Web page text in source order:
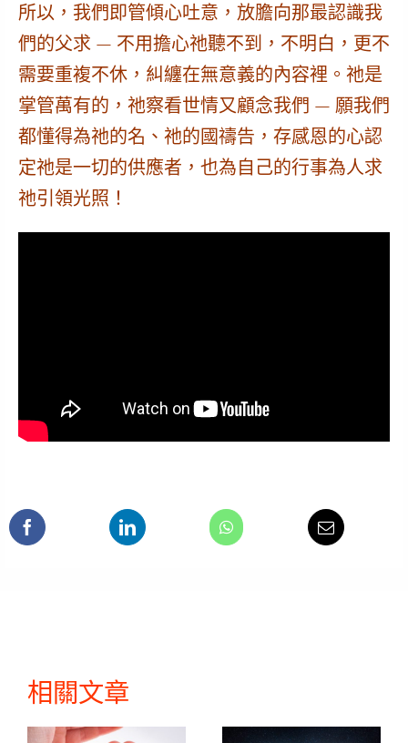
所以，我們即管傾心吐意，放膽向那最認識我
們的父求 — 不用擔心祂聽不到，不明白，更不
需要重複不休，糾纏在無意義的內容裡。 祂是
掌管萬有的，祂察看世情又顧念我們 — 願我們
都懂得為祂的名、祂的國禱告，存感恩的心認
定祂是一切的供應者，也為自己的行事為人求
祂引領光照！
相關文章